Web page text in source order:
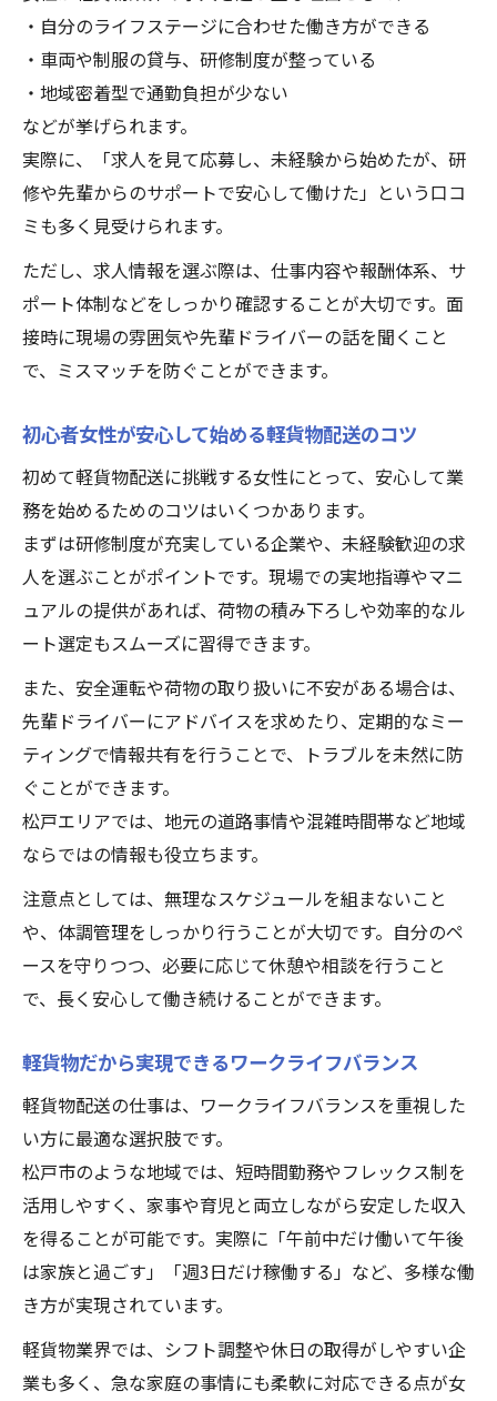
・自分のライフステージに合わせた働き方ができる
・車両や制服の貸与、研修制度が整っている
・地域密着型で通勤負担が少ない
などが挙げられます。
実際に、「求人を見て応募し、未経験から始めたが、研
修や先輩からのサポートで安心して働けた」という口コ
ミも多く見受けられます。
ただし、求人情報を選ぶ際は、仕事内容や報酬体系、サ
ポート体制などをしっかり確認することが大切です。面
接時に現場の雰囲気や先輩ドライバーの話を聞くこと
で、ミスマッチを防ぐことができます。
初心者女性が安心して始める軽貨物配送のコツ
初めて軽貨物配送に挑戦する女性にとって、安心して業
務を始めるためのコツはいくつかあります。
まずは研修制度が充実している企業や、未経験歓迎の求
人を選ぶことがポイントです。現場での実地指導やマニ
ュアルの提供があれば、荷物の積み下ろしや効率的なル
ート選定もスムーズに習得できます。
また、安全運転や荷物の取り扱いに不安がある場合は、
先輩ドライバーにアドバイスを求めたり、定期的なミー
ティングで情報共有を行うことで、トラブルを未然に防
ぐことができます。
松戸エリアでは、地元の道路事情や混雑時間帯など地域
ならではの情報も役立ちます。
注意点としては、無理なスケジュールを組まないこと
や、体調管理をしっかり行うことが大切です。自分のペ
ースを守りつつ、必要に応じて休憩や相談を行うこと
で、長く安心して働き続けることができます。
軽貨物だから実現できるワークライフバランス
軽貨物配送の仕事は、ワークライフバランスを重視した
い方に最適な選択肢です。
松戸市のような地域では、短時間勤務やフレックス制を
活用しやすく、家事や育児と両立しながら安定した収入
を得ることが可能です。実際に「午前中だけ働いて午後
は家族と過ごす」「週3日だけ稼働する」など、多様な働
き方が実現されています。
軽貨物業界では、シフト調整や休日の取得がしやすい企
業も多く、急な家庭の事情にも柔軟に対応できる点が女